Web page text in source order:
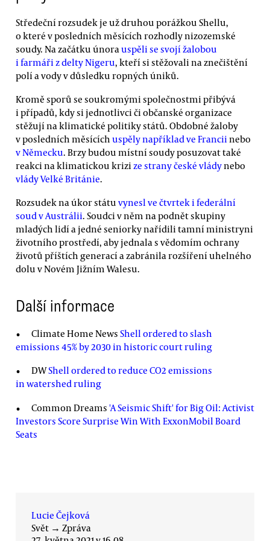
Středeční rozsudek je už druhou porážkou Shellu,
o které v posledních měsících rozhodly nizozemské
soudy. Na začátku února uspěli se svojí žalobou
i farmáři z delty Nigeru, kteří si stěžovali na znečištění
polí a vody v důsledku ropných úniků.
Kromě sporů se soukromými společnostmi přibývá
i případů, kdy si jednotlivci či občanské organizace
stěžují na klimatické politiky států. Obdobné žaloby
v posledních měsících uspěly například ve Francii nebo
v Německu. Brzy budou místní soudy posuzovat také
reakci na klimatickou krizi ze strany české vládynebo
vlády Velké Británie.
Rozsudek na úkor státu vynesl ve čtvrtek i federální
soud v Austrálii. Soudci v něm na podnět skupiny
mladých lidí a jedné seniorky nařídili tamní ministryni
životního prostředí, aby jednala s vědomím ochrany
životů příštích generací a zabránila rozšíření uhelného
dolu v Novém Jižním Walesu.
Další informace
Climate Home News Shell ordered to slash
emissions 45% by 2030 in historic court ruling
DWShell ordered to reduce CO2 emissions
in watershed ruling
Common Dreams 'A Seismic Shift' for Big Oil: Activist
Investors Score Surprise Win With ExxonMobil Board
Seats
Lucie Čejková
Svět → Zpráva